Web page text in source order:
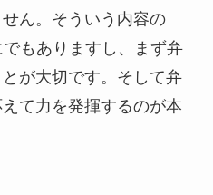
ん。そういう内容の
もありますし、まず弁
が大切です。そして弁
て力を発揮するのが本